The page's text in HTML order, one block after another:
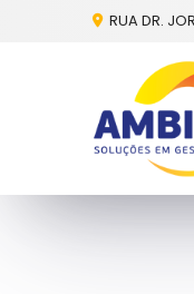
RUA DR.